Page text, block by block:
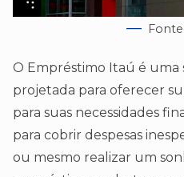
O Empréstimo Itaú é uma
projetada para oferecer
para suas necessidades
para cobrir despesas
ou mesmo realizar um